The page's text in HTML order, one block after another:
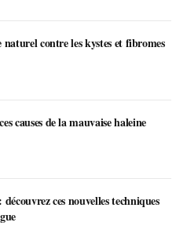
contre les kystes et fibromes
causes de la mauvaise haleine
ces nouvelles techniques